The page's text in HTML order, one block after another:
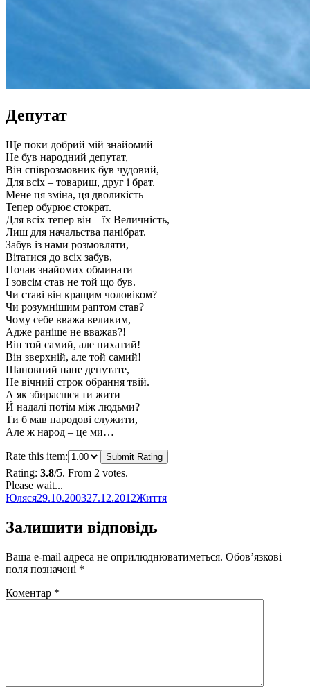
Депутат
Ще поки добрий мій знайомий
Не був народний депутат,
Він співрозмовник був чудовий,
Для всіх – товариш, друг і брат.
Мене ця зміна, ця дволикість
Тепер обурює стократ.
Для всіх тепер він – їх Величність,
Лиш для начальства панібрат.
Забув із нами розмовляти,
Вітатися до всіх забув,
Почав знайомих обминати
І зовсім став не той що був.
Чи ставі він кращим чоловіком?
Чи розумнішим раптом став?
Чому себе вважа великим,
Адже раніше не вважав?!
Він той самий, але пихатий!
Він зверхній, але той самий!
Шановний пане депутате,
Не вічний строк обрання твій.
А як збираєшся ти жити
Й надалі потім між людьми?
Ти б мав народові служити,
Але ж народ – це ми…
Rate this item: Submit Rating
Rating: 3.8/5. From 2 votes.
Please wait...
Автор
ЮлясяОприлюднено
29.10.200327.12.2012Категорії
Життя
Залишити відповідь
Ваша e-mail адреса не оприлюднюватиметься. Обов’язкові
поля позначені *
Коментар *